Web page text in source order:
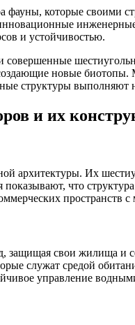
фауны, которые своими
и устойчивостью.
новые
структуры
и их
архитектуры. Их
что
пространств
свои жилища и
служат средой
управление